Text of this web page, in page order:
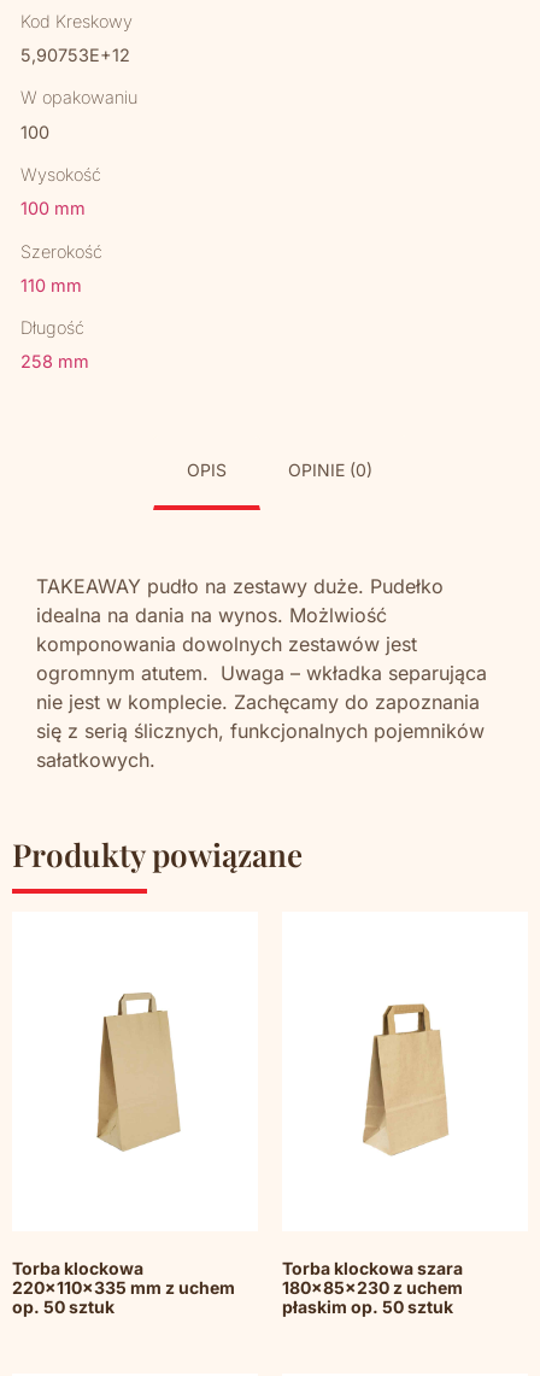
Kod Kreskowy
5,90753E+12
W opakowaniu
100
Wysokość
100 mm
Szerokość
110 mm
Długość
258 mm
OPIS OPINIE (0)
TAKEAWAY pudło na zestawy duże. Pudełko
idealna na dania na wynos. Możlwiość
komponowania dowolnych zestawów jest
ogromnym atutem. Uwaga – wkładka separująca
nie jest w komplecie. Zachęcamy do zapoznania
się z serią ślicznych, funkcjonalnych pojemników
sałatkowych.
Produkty powiązane
Torba klockowa
220x110x335 mm z uchem
op. 50 sztuk
Torba klockowa szara
180x85x230 z uchem
płaskim op. 50 sztuk